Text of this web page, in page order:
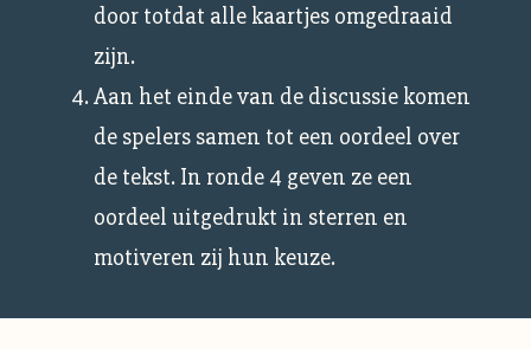
door totdat alle kaartjes omgedraaid
zijn.
Aan het einde van de discussie komen
de spelers samen tot een oordeel over
de tekst. In ronde 4 geven ze een
oordeel uitgedrukt in sterren en
motiveren zij hun keuze.